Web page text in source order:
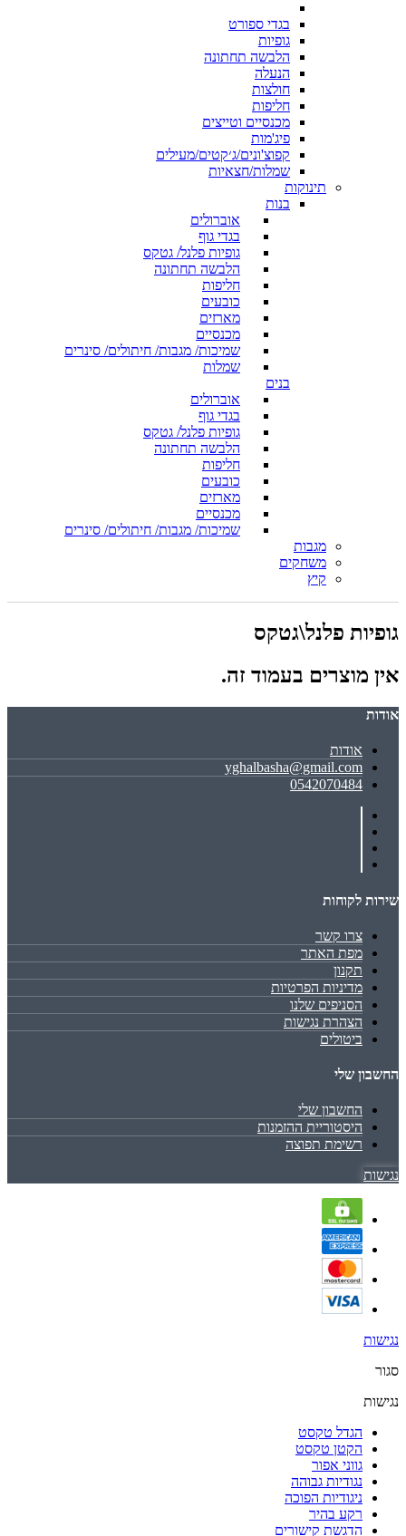
בגדי ספורט
גופיות
הלבשה תחתונה
הנעלה
חולצות
חליפות
מכנסיים וטייצים
פיג'מות
קפוצ'ונים/ג׳קטים/מעילים
שמלות/חצאיות
תינוקות
בנות
אוברולים
בגדי גוף
גופיות פלנל/ גטקס
הלבשה תחתונה
חליפות
כובעים
מארזים
מכנסיים
שמיכות/ מגבות/ חיתולים/ סינרים
שמלות
בנים
אוברולים
בגדי גוף
גופיות פלנל/ גטקס
הלבשה תחתונה
חליפות
כובעים
מארזים
מכנסיים
שמיכות/ מגבות/ חיתולים/ סינרים
מגבות
משחקים
קיץ
גופיות פלנל\גטקס
אין מוצרים בעמוד זה.
אודות
אודות
yghalbasha@gmail.com
0542070484
שירות לקוחות
צרו קשר
מפת האתר
תקנון
מדיניות הפרטיות
הסניפים שלנו
הצהרת נגישות
ביטולים
החשבון שלי
החשבון שלי
היסטוריית ההזמנות
רשימת תפוצה
נגישות
נגישות
סגור
נגישות
הגדל טקסט
הקטן טקסט
גווני אפור
נגודיות גבוהה
ניגודיות הפוכה
רקע בהיר
הדגשת קישורים